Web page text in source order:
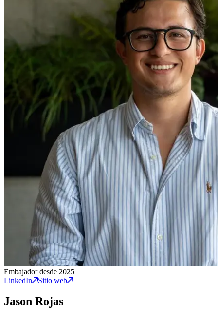
Embajador desde 2025
LinkedIn
Sitio web
Jason Rojas